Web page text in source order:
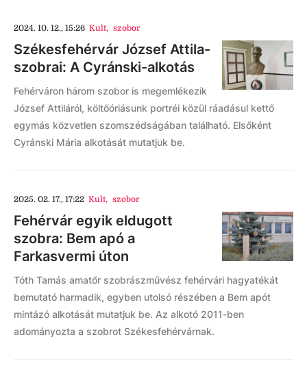
2024. 10. 12., 15:26 Kult, szobor
Székesfehérvár József Attila-
szobrai: A Cyránski-alkotás
Fehérváron három szobor is megemlékezik
József Attiláról, költőóriásunk portréi közül ráadásul kettő
egymás közvetlen szomszédságában található. Elsőként
Cyránski Mária alkotását mutatjuk be.
2025. 02. 17., 17:22 Kult, szobor
Fehérvár egyik eldugott
szobra: Bem apó a
Farkasvermi úton
Tóth Tamás amatőr szobrászművész fehérvári hagyatékát
bemutató harmadik, egyben utolsó részében a Bem apót
mintázó alkotását mutatjuk be. Az alkotó 2011-ben
adományozta a szobrot Székesfehérvárnak.